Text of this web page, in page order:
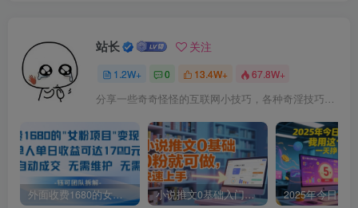
站长 关注
1.2W+ 0 13.4W+ 67.8W+
外面收费1680的女粉项目变现，单人单日收益可达1.7k，全自动成交无需维护 小说推文0基础入门教程，0粉就可做，快速上手